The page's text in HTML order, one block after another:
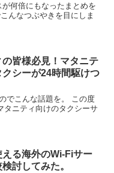
何倍にもなったまとめを
んなつぶやきを目にしま
の皆様必見！マタニテ
クシーが24時間駆けつ
でこんな話題を。 この度
タニティ向けのタクシーサ
える海外のWi-Fiサー
討してみた。